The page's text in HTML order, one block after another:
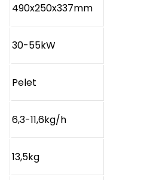
490x250x337mm
30-55kW
Pelet
6,3-11,6kg/h
13,5kg